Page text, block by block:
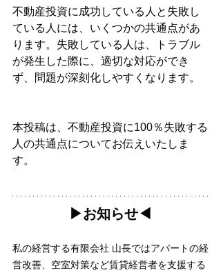
不動産投資に成功している人と失敗し
ている人には、いくつかの共通点があ
ります。失敗している人は、トラブル
が発生した際に、適切な対応ができ
ず、問題が深刻化しやすくなります。
本投稿は、不動産投資に100％失敗する
人の共通点についてお伝えいたしま
す。
▶︎お知らせ◀︎
私の経営する有限会社 山長ではアパートの経
営改善、空室対策など賃貸経営者を支援する